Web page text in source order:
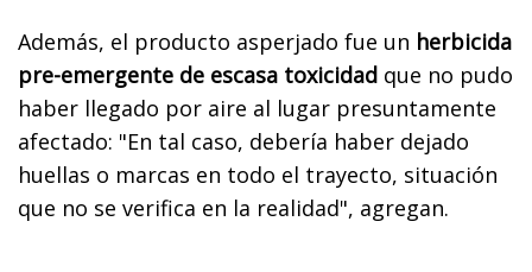
Además, el producto asperjado fue un herbicida
pre-emergente de escasa toxicidad que no pudo
haber llegado por aire al lugar presuntamente
afectado: "En tal caso, debería haber dejado
huellas o marcas en todo el trayecto, situación
que no se verifica en la realidad", agregan.